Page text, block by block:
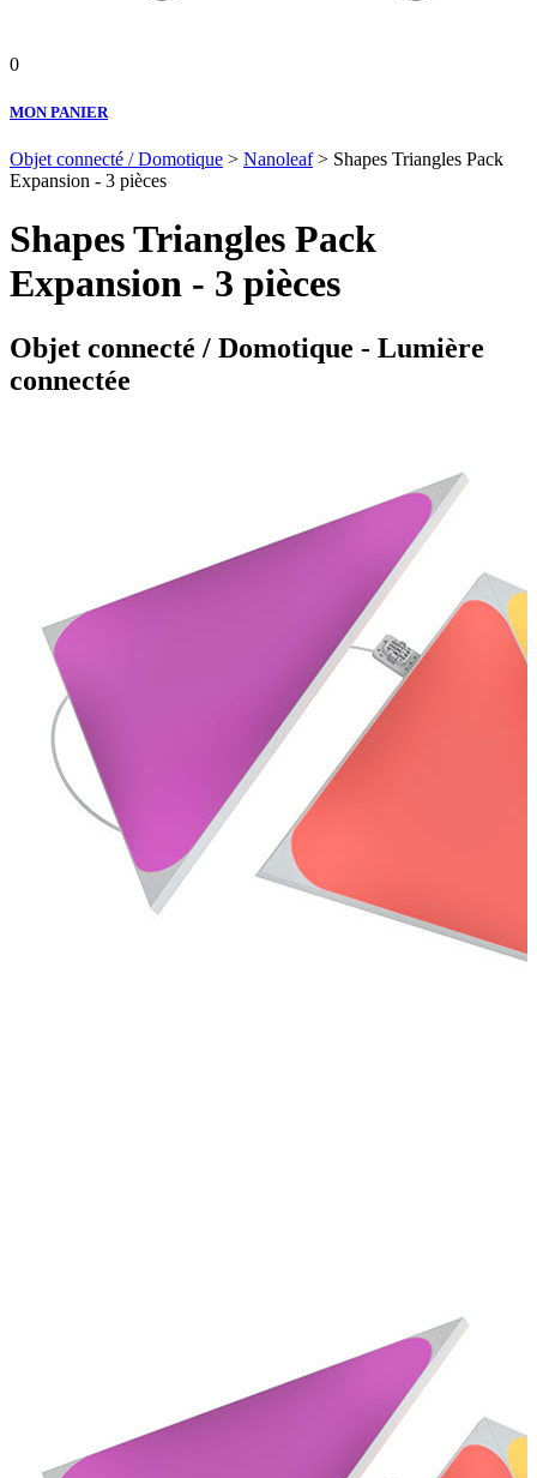
0
MON PANIER
Objet connecté / Domotique > Nanoleaf> Shapes Triangles Pack
Expansion - 3 pièces
Shapes Triangles Pack
Expansion - 3 pièces
Objet connecté / Domotique - Lumière
connectée